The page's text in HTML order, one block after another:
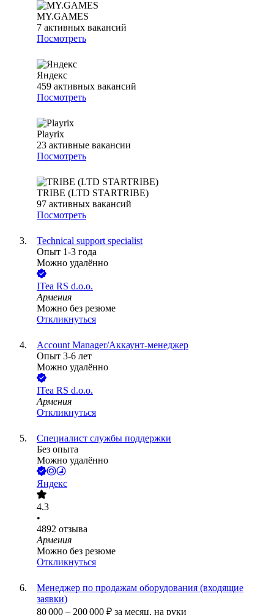
MY.GAMES
7 активных вакансий
Посмотреть
Яндекс
459 активных вакансий
Посмотреть
Playrix
23 активные вакансии
Посмотреть
TRIBE (LTD STARTRIBE)
97 активных вакансий
Посмотреть
Technical support specialist
Опыт 1-3 года
Можно удалённо
ITea RS d.o.o.
Армения
Можно без резюме
Откликнуться
Account Manager/Аккаунт-менеджер
Опыт 3-6 лет
Можно удалённо
ITea RS d.o.o.
Армения
Откликнуться
Специалист службы поддержки
Без опыта
Можно удалённо
Яндекс
4.3
•
4892 отзыва
Армения
Можно без резюме
Откликнуться
Менеджер по продажам оборудования (входящие
заявки)
80 000 – 200 000 ₽ за месяц, на руки